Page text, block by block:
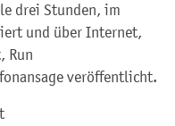
drei Stunden, im
und über Internet,
Run
veröffentlicht.